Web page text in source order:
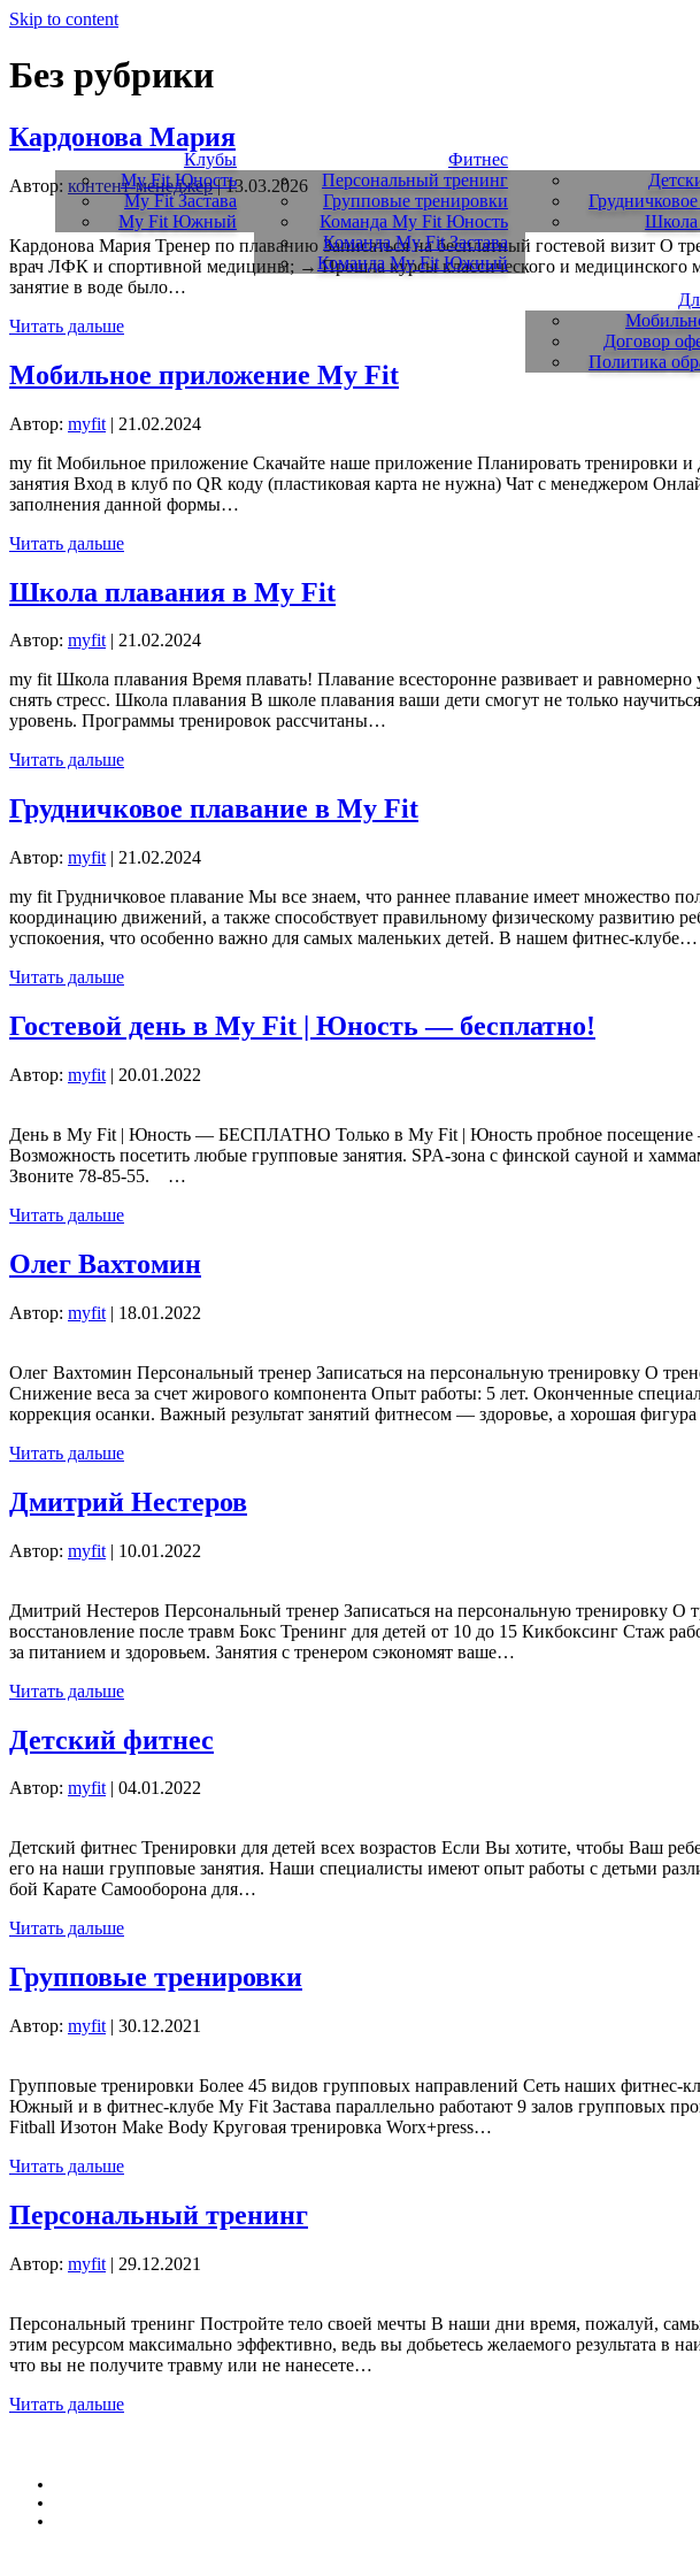
Skip to content
Клубы
My Fit Юность
My Fit Застава
My Fit Южный
Фитнес
Персональный тренинг
Групповые тренировки
Команда My Fit Юность
Команда My Fit Застава
Команда My Fit Южный
Школа
Договор
Политика
Без рубрики
Кардонова Мария
Автор: контент-менеджер|13.03.2026
Кардонова Мария Тренер по плаванию Записаться на бесплатный гостевой визит О
врач ЛФК и спортивной медицины; → Прошла курсы классического и
занятие в воде было…
Читать дальше
Мобильное приложение My Fit
Автор: myfit | 21.02.2024
my fit Мобильное приложение Скачайте наше приложение Планировать тренировки и
занятия Вход в клуб по QR коду (пластиковая карта не нужна) Чат с менеджером
заполнения данной формы…
Читать дальше
Школа плавания в My Fit
Автор: myfit| 21.02.2024
my fit Школа плавания Время плавать! Плавание всесторонне развивает и
снять стресс. Школа плавания В школе плавания ваши дети смогут не только
уровень. Программы тренировок рассчитаны…
Читать дальше
Грудничковое плавание в My Fit
Автор: myfit | 21.02.2024
my fit Грудничковое плавание Мы все знаем, что раннее плавание имеет множество
координацию движений, а также способствует правильному физическому развитию
успокоения, что особенно важно для самых маленьких детей. В нашем фитнес-клубе…
Читать дальше
Гостевой день в My Fit | Юность — бесплатно!
Автор: myfit | 20.01.2022
День в My Fit | Юность — БЕСПЛАТНО Только в My Fit | Юность пробное посещение —
Возможность посетить любые групповые занятия. SPA-зона с финской сауной и
Звоните 78-85-55. …
Читать дальше
Олег Вахтомин
Автор: myfit | 18.01.2022
Олег Вахтомин Персональный тренер Записаться на персональную тренировку О
Снижение веса за счет жирового компонента Опыт работы: 5 лет. Оконченные
коррекция осанки. Важный результат занятий фитнесом — здоровье, а хорошая
Читать дальше
Дмитрий Нестеров
Автор: myfit | 10.01.2022
Дмитрий Нестеров Персональный тренер Записаться на персональную тренировку
восстановление после травм Бокс Тренинг для детей от 10 до 15 Кикбоксинг Стаж
за питанием и здоровьем. Занятия с тренером сэкономят ваше…
Читать дальше
Детский фитнес
Автор: myfit| 04.01.2022
Детский фитнес Тренировки для детей всех возрастов Если Вы хотите, чтобы Ваш
его на наши групповые занятия. Наши специалисты имеют опыт работы с детьми
бой Карате Самооборона для…
Читать дальше
Групповые тренировки
Автор: myfit | 30.12.2021
Групповые тренировки Более 45 видов групповых направлений Сеть наших
Южный и в фитнес-клубе My Fit Застава параллельно работают 9 залов групповых
Fitball Изотон Make Body Круговая тренировка Worx+press…
Читать дальше
Персональный тренинг
Автор: myfit | 29.12.2021
Персональный тренинг Постройте тело своей мечты В наши дни время, пожалуй,
этим ресурсом максимально эффективно, ведь вы добьетесь желаемого результата в
что вы не получите травму или не нанесете…
Читать дальше